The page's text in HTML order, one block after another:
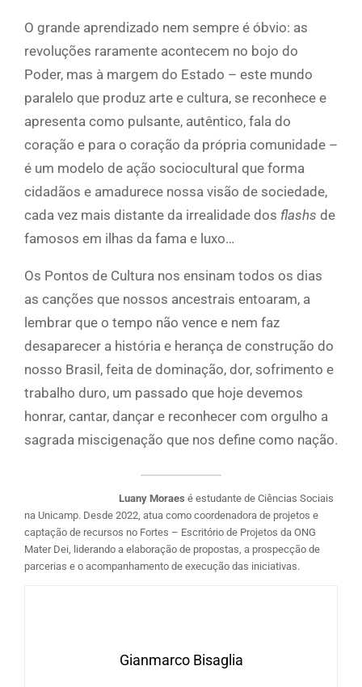
O grande aprendizado nem sempre é óbvio: as
revoluções raramente acontecem no bojo do
Poder, mas à margem do Estado – este mundo
paralelo que produz arte e cultura, se reconhece e
apresenta como pulsante, autêntico, fala do
coração e para o coração da própria comunidade –
é um modelo de ação sociocultural que forma
cidadãos e amadurece nossa visão de sociedade,
cada vez mais distante da irrealidade dos flashs de
famosos em ilhas da fama e luxo…
Os Pontos de Cultura nos ensinam todos os dias
as canções que nossos ancestrais entoaram, a
lembrar que o tempo não vence e nem faz
desaparecer a história e herança de construção do
nosso Brasil, feita de dominação, dor, sofrimento e
trabalho duro, um passado que hoje devemos
honrar, cantar, dançar e reconhecer com orgulho a
sagrada miscigenação que nos define como nação.
Luany Moraes é estudante de Ciências Sociais
na Unicamp. Desde 2022, atua como coordenadora de projetos e
captação de recursos no Fortes – Escritório de Projetos da ONG
Mater Dei, liderando a elaboração de propostas, a prospecção de
parcerias e o acompanhamento de execução das iniciativas.
Gianmarco Bisaglia